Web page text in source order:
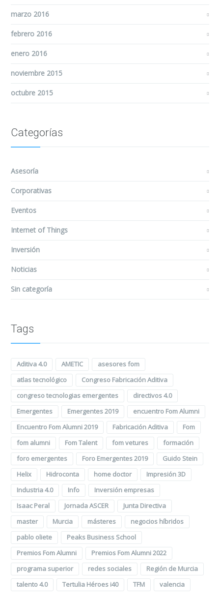
marzo 2016
febrero 2016
enero 2016
noviembre 2015
octubre 2015
Categorías
Asesoría
Corporativas
Eventos
Internet of Things
Inversión
Noticias
Sin categoría
Tags
Aditiva 4.0 AMETIC
asesores fom
atlas tecnológico
Congreso Fabricación Aditiva
congreso tecnologias emergentes
directivos 4.0
Emergentes
Emergentes 2019
encuentro Fom Alumni
Encuentro Fom Alumni 2019
Fabricación Aditiva
Fom
fom alumni
Fom Talent fom vetures
formación
foro emergentes
Foro Emergentes 2019
Guido Stein
Helix
Hidroconta home doctor
Impresión 3D
Industria 4.0
Info
Inversión empresas
Isaac Peral
Jornada ASCER
Junta Directiva
master
Murcia másteres
negocios híbridos
pablo oliete
Peaks Business School
Premios Fom Alumni
Premios Fom Alumni 2022
programa superior
redes sociales
Región de Murcia
talento 4.0
Tertulia Héroes i40 TFM valencia